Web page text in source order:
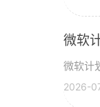
微软
微软计
2026-